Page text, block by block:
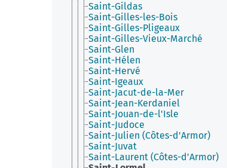
Saint-Gildas
Saint-Gilles-les-Bois
Saint-Gilles-Pligeaux
Saint-Gilles-Vieux-Marché
Saint-Glen
Saint-Hélen
Saint-Hervé
Saint-Igeaux
Saint-Jacut-de-la-Mer
Saint-Jean-Kerdaniel
Saint-Jouan-de-l'Isle
Saint-Judoce
Saint-Julien (Côtes-d'Armor)
Saint-Juvat
Saint-Laurent (Côtes-d'Armor)